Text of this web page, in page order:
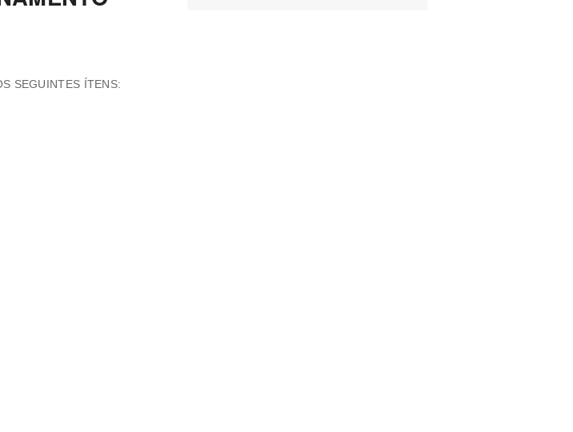
SEGUINTES ÍTENS: